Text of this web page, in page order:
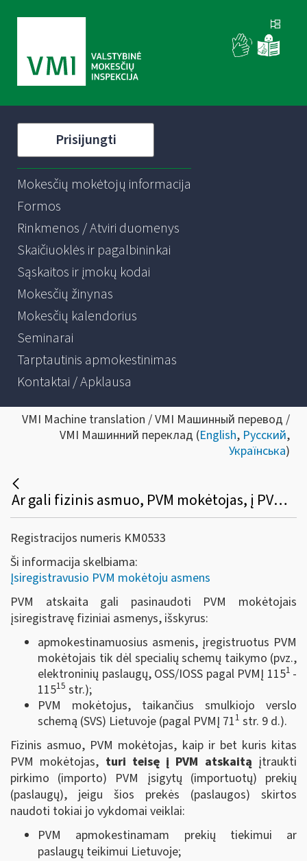
Prisijungti
Mokesčių mokėtojų informacija
Formos
Rinkmenos / Atviri duomenys
Skaičiuoklės ir pagalbininkai
Sąskaitos ir įmokų kodai
Mokesčių žinynas
Mokesčių kalendorius
Seminarai
Tarptautinis apmokestinimas
Kontaktai / Apklausa
VMI Machine translation / VMI Машинный перевод /
VMI Машинний переклад (English, Русский,
Українська)
Ar gali fizinis asmuo, PVM mokėtojas, į PVM atskaitą įtraukti įsigytų prekių (paslaugų), skirtų PVM apmokestinamai veiklai vykdyti, pirkimo (importo) PVM?
Registracijos numeris KM0533
Ši informacija skelbiama:
Įsiregistravusio PVM mokėtoju asmens
PVM atskaita gali pasinaudoti PVM mokėtojais
įsiregistravę fiziniai asmenys, išskyrus:
apmokestinamuosius asmenis, įregistruotus PVM
mokėtojais tik dėl specialių schemų taikymo (pvz.,
elektroninių paslaugų, OSS/IOSS pagal PVMĮ 1151 -
11515 str.);
PVM mokėtojus, taikančius smulkiojo verslo
schemą (SVS) Lietuvoje (pagal PVMĮ 711 str. 9 d.).
Fizinis asmuo, PVM mokėtojas, kaip ir bet kuris kitas
PVM mokėtojas, turi teisę į PVM atskaitą įtraukti
pirkimo (importo) PVM įsigytų (importuotų) prekių
(paslaugų), jeigu šios prekės (paslaugos) skirtos
naudoti tokiai jo vykdomai veiklai:
PVM apmokestinamam prekių tiekimui ar
paslaugų teikimui Lietuvoje;